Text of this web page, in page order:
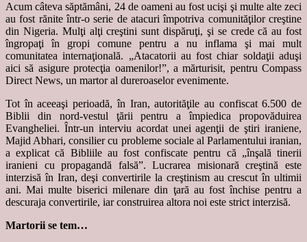
Acum câteva săptămâni, 24 de oameni au fost ucişi şi multe alte zeci
au fost rănite într-o serie de atacuri împotriva comunităţilor creştine
din Nigeria. Mulţi alţi creştini sunt dispăruţi, şi se crede că au fost
îngropaţi în gropi comune pentru a nu inflama şi mai mult
comunitatea internaţională. „Atacatorii au fost chiar soldaţii aduşi
aici să asigure protecţia oamenilor!”, a mărturisit, pentru Compass
Direct News, un martor al dureroaselor evenimente.
Tot în aceeaşi perioadă, în Iran, autorităţile au confiscat 6.500 de
Biblii din nord-vestul ţării pentru a împiedica propovăduirea
Evangheliei. Într-un interviu acordat unei agenţii de ştiri iraniene,
Majid Abhari, consilier cu probleme sociale al Parlamentului iranian,
a explicat că Bibliile au fost confiscate pentru că „înşală tinerii
iranieni cu propagandă falsă”. Lucrarea misionară creştină este
interzisă în Iran, deşi convertirile la creştinism au crescut în ultimii
ani. Mai multe biserici milenare din ţară au fost închise pentru a
descuraja convertirile, iar construirea altora noi este strict interzisă.
Martorii se tem…